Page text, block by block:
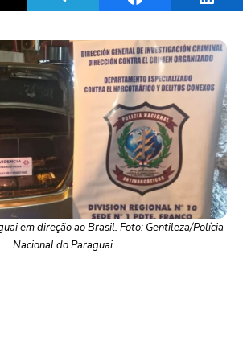
em direção ao Brasil. Foto: Gentileza/Polícia
Nacional do Paraguai